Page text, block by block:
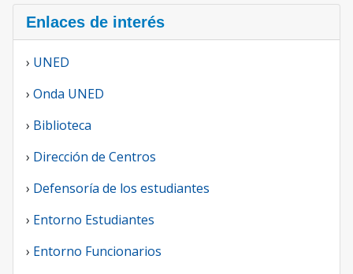
Enlaces de interés
› UNED
› Onda UNED
› Biblioteca
› Dirección de Centros
› Defensoría de los estudiantes
› Entorno Estudiantes
› Entorno Funcionarios